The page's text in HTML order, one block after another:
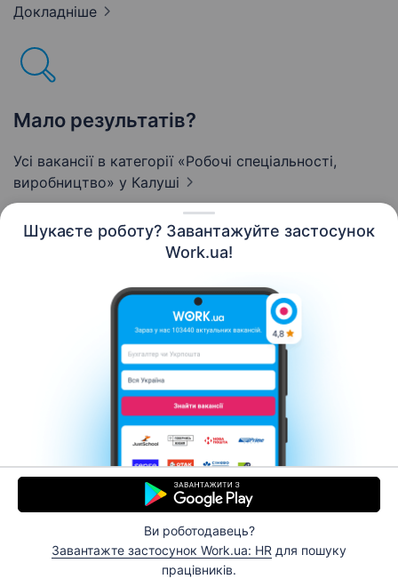
Шукаєте роботу? Завантажуйте застосунок
Work.ua!
Ви роботодавець?
Завантажте застосунок Work.ua: HR для пошуку
працівників.
Докладніше
Мало результатів?
Усі вакансії в категорії «Робочі спеціальності,
виробництво» у Калуші
Контакти Про нас
Кар’єра
Допомога Умови використання
© 2006–2026 Work.ua. Сервіс пошуку роботи №1 в